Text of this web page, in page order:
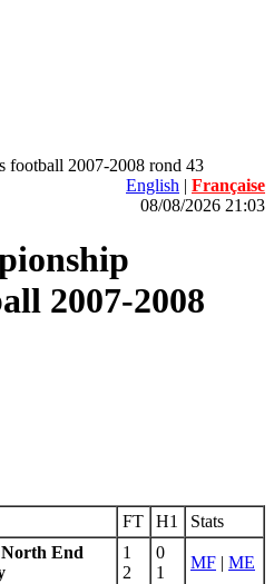
football 2007-2008 rond 43
English | Française
08/08/2026 21:03
2007-2008
FT H1
Stats
End
1
2
0
1
MF | ME